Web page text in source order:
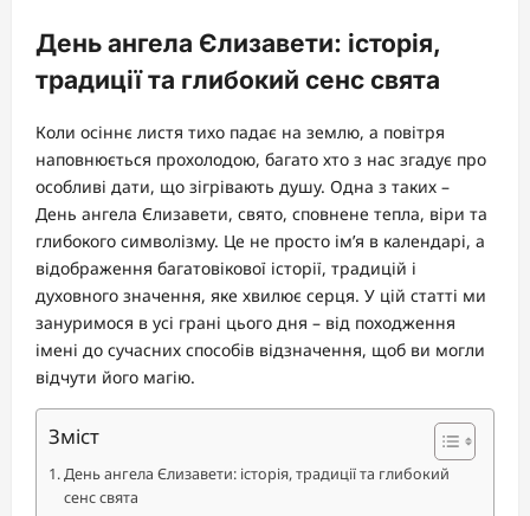
День ангела Єлизавети: історія,
традиції та глибокий сенс свята
Коли осіннє листя тихо падає на землю, а повітря
наповнюється прохолодою, багато хто з нас згадує про
особливі дати, що зігрівають душу. Одна з таких –
День ангела Єлизавети, свято, сповнене тепла, віри та
глибокого символізму. Це не просто ім’я в календарі, а
відображення багатовікової історії, традицій і
духовного значення, яке хвилює серця. У цій статті ми
зануримося в усі грані цього дня – від походження
імені до сучасних способів відзначення, щоб ви могли
відчути його магію.
Зміст
День ангела Єлизавети: історія, традиції та глибокий
сенс свята